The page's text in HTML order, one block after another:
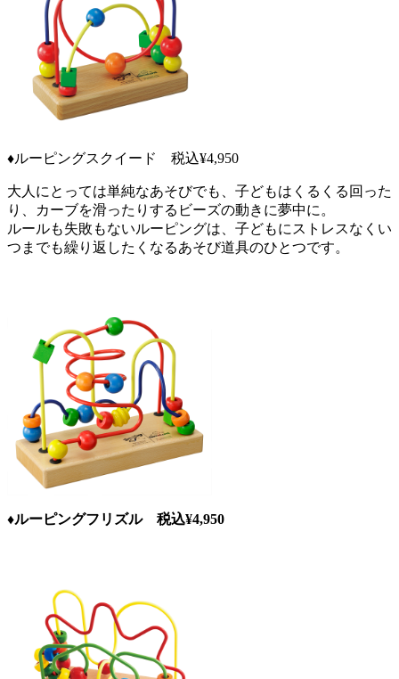
♦ルーピングスクイード 税込¥4,950
大人にとっては単純なあそびでも、子どもはくるくる回った
り、カーブを滑ったりするビーズの動きに夢中に。
ルールも失敗もないルーピングは、子どもにストレスなくい
つまでも繰り返したくなるあそび道具のひとつです。
♦ルーピングフリズル 税込¥4,950